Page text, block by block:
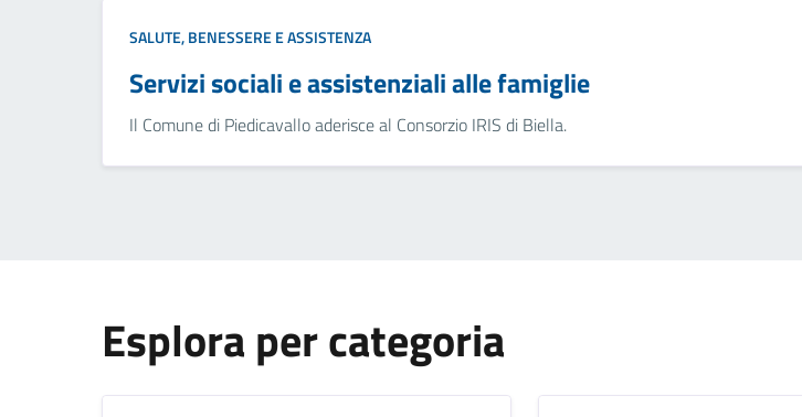
SALUTE, BENESSERE E ASSISTENZA
Servizi sociali e assistenziali alle famiglie
Il Comune di Piedicavallo aderisce al Consorzio IRIS di Biella.
Esplora per categoria